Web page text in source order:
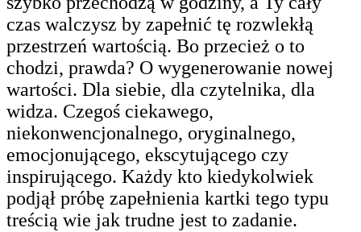
czas walczysz by zapełnić tę rozwlekłą
przestrzeń wartością. Bo przecież o to
chodzi, prawda? O wygenerowanie nowej
wartości. Dla siebie, dla czytelnika, dla
widza. Czegoś ciekawego,
niekonwencjonalnego, oryginalnego,
emocjonującego, ekscytującego czy
inspirującego. Każdy kto kiedykolwiek
podjął próbę zapełnienia kartki tego typu
treścią wie jak trudne jest to zadanie.